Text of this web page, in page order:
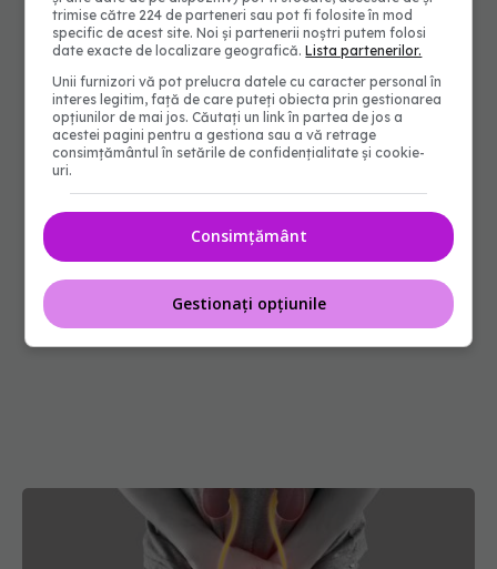
trimise către 224 de parteneri sau pot fi folosite în mod
specific de acest site. Noi și partenerii noștri putem folosi
date exacte de localizare geografică.Lista partenerilor.
Unii furnizori vă pot prelucra datele cu caracter personal în
interes legitim, față de care puteți obiecta prin gestionarea
opțiunilor de mai jos. Căutați un link în partea de jos a
acestei pagini pentru a gestiona sau a vă retrage
consimțământul în setările de confidențialitate și cookie-
uri.
Consimțământ
Gestionați opțiunile